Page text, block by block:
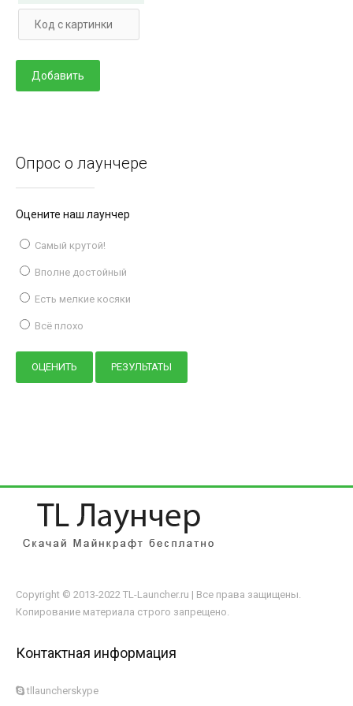
Опрос о лаунчере
Оцените наш лаунчер
Самый крутой!
Вполне достойный
Есть мелкие косяки
Всё плохо
Copyright © 2013-2022 TL-Launcher.ru | Все права защищены.
Копирование материала строго запрещено.
Контактная информация
tllauncherskype